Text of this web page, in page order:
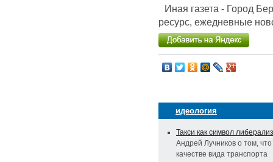
Иная газета - Город
ресурс, ежедневные
идеология
Такси как символ
Андрей Лучников о том, что
качестве вида транспорта